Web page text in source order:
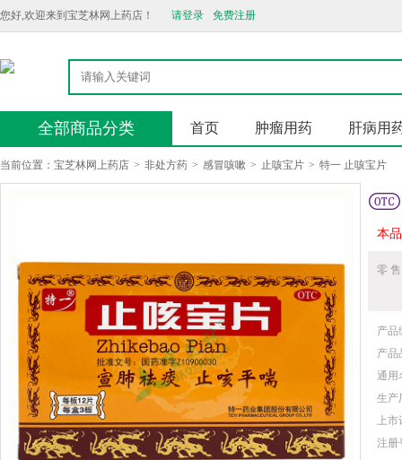
您好,欢迎来到宝芝林网上药店！ 请登录 免费注册
全部商品分类 首页 肿瘤用药 肝病用
当前位置： 宝芝林网上药店 > 非处方药 > 感冒咳嗽 > 止咳宝片 > 特一 止咳宝片
本
零
产品
产品
通用
生产
上
注册